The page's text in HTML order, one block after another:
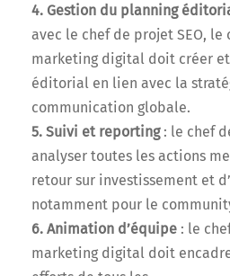
4. Gestion du planning
avec le chef de projet SEO, le
marketing digital doit créer
éditorial en lien avec la
communication globale.
5. Suivi et reporting: le chef
analyser toutes les actions
retour sur investissement et
notamment pour le
6. Animation d’équipe : le
marketing digital doit